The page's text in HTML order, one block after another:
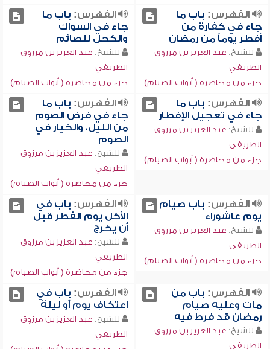
الفهرس: باب ما
جاء في كفارة من
أفطر يوماً من رمضان
للشيخ: عبد العزيز بن مرزوق
الطريفي
جزء من محاضرة ( أبواب الصيام)
الفهرس: باب ما
جاء في السواك
والكحل للصائم
للشيخ: عبد العزيز بن مرزوق
الطريفي
جزء من محاضرة ( أبواب الصيام)
الفهرس: باب ما
جاء في تعجيل الإفطار
للشيخ: عبد العزيز بن مرزوق
الطريفي
جزء من محاضرة ( أبواب الصيام)
الفهرس: باب ما
جاء في فرض الصوم
من الليل، والخيار في
الصوم
للشيخ: عبد العزيز بن مرزوق
الطريفي
جزء من محاضرة ( أبواب الصيام)
الفهرس: باب صيام
يوم عاشوراء
للشيخ: عبد العزيز بن مرزوق
الطريفي
جزء من محاضرة ( أبواب الصيام)
الفهرس: باب في
الأكل يوم الفطر قبل
أن يخرج
للشيخ: عبد العزيز بن مرزوق
الطريفي
جزء من محاضرة ( أبواب الصيام)
الفهرس: باب من
مات وعليه صيام
رمضان قد فرط فيه
للشيخ: عبد العزيز بن مرزوق
الطريفي
الفهرس: باب في
اعتكاف يوم أو ليلة
للشيخ: عبد العزيز بن مرزوق
الطريفي